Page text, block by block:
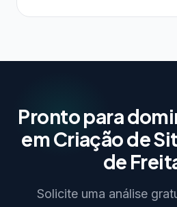
Pronto para
em Criação de
de
Solicite uma análise